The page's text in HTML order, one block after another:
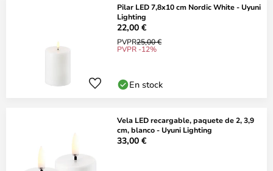
Pilar LED 7,8x10 cm Nordic White - Uyuni
Lighting
22,00 €
PVPR25,00 €
PVPR -12%
En stock
Vela LED recargable, paquete de 2, 3,9
cm, blanco - Uyuni Lighting
33,00 €